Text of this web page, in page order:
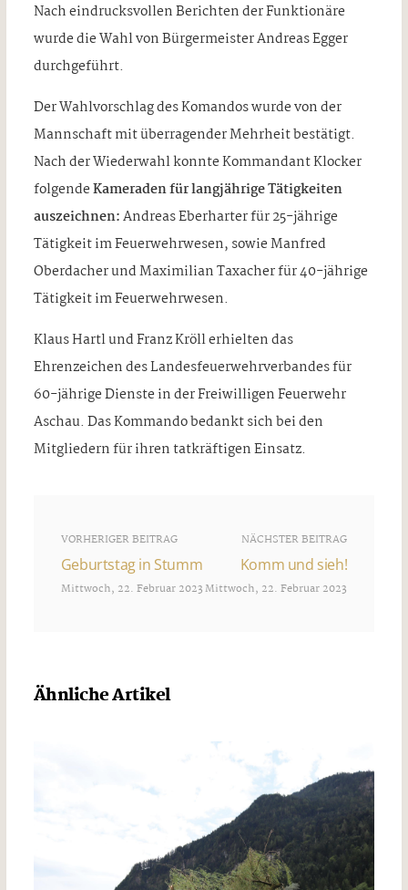
Nach eindrucksvollen Berichten der Funktionäre
wurde die Wahl von Bürgermeister Andreas Egger
durchgeführt.
Der Wahlvorschlag des Komandos wurde von der
Mannschaft mit überragender Mehrheit bestätigt.
Nach der Wiederwahl konnte Kommandant Klocker
folgendeKameraden für langjährige Tätigkeiten
auszeichnen:Andreas Eberharter für 25-jährige
Tätigkeit im Feuerwehrwesen, sowie Manfred
Oberdacher und Maximilian Taxacher für 40-jährige
Tätigkeit im Feuerwehrwesen.
Klaus Hartl und Franz Kröll erhielten das
Ehrenzeichen des Landesfeuerwehrverbandes für
60-jährige Dienste in der Freiwilligen Feuerwehr
Aschau. Das Kommando bedankt sich bei den
Mitgliedern für ihren tatkräftigen Einsatz.
VORHERIGER BEITRAG
Geburtstag in Stumm
Mittwoch, 22. Februar 2023
NÄCHSTER BEITRAG
Komm und sieh!
Mittwoch, 22. Februar 2023
Ähnliche Artikel